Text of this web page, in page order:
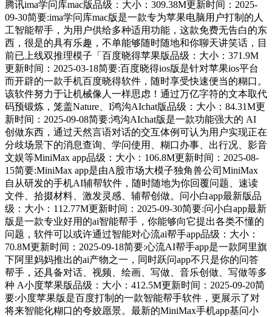
腾讯ima学问库mac版品级：大小：309.38M更新时间：2025-
09-30简要:ima学问库mac版是一款专为苹果电脑用户打制的人
工智能帮手，为用户供给多种适用功能，这款免费无告白的东
西，很是的具有乐趣，不单能够随时随地和你聊天讲笑话，目
前已上线双推理模子「百度晓得苹果版品级：大小：371.9M
更新时间：2025-03-18简要:百度晓得ios版是针对苹果ios平台
而开辟的一款手机百度晓得软件，随时享受快速便当的糊口。
该软件努力于让机械像人一样思虑！通过万亿字符的文本取代
码预锻炼，笼盖Nature、I鸿沟AIchat版品级：大小：84.31M更
新时间：2025-09-08简要:鸿沟AIchat版是一款功能强大的 AI
创做东西，通过天然言语对话的交互体例可认为用户实现正在
分歧场景下的消息查询、学问使用、糊口办事、出行况、影音
文娱等MiniMax app品级：大小：106.8M更新时间：2025-08-
15简要:MiniMax app是由A股市场大模子独角兽公司MiniMax
自从研发的手机AI辅帮软件，随时随地为你回覆问题、速读
文件、拾掇材料、激发灵感、辅帮创做。问小白app最新版品
级：大小：112.77M更新时间：2025-09-30简要:问小白app最新
版是一款专业好用的ai智能帮手，你能够向它提出各类不懂的
问题，软件可以或许通过智能对心流ai帮手app品级：大小：
70.8M更新时间：2025-09-18简要:心流AI帮手app是一款阿里旗
下阿里妈妈推出的ai产物之一，同时跃问app不只是你的问答
帮手，还具备对话、视频、绘画、写做、音乐创做、写做等多
种 A小度苹果版品级：大小：412.5M更新时间：2025-09-20简
要:小度苹果版是百度打制的一款智能帮手软件，更展示了对
将来智能化糊口的夸姣愿景。最新的MiniMax手机app基问小